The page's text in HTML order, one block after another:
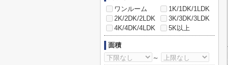
ワンルーム
1K/1DK/1LDK
2K/2DK/2LDK
3K/3DK/3LDK
4K/4DK/4LDK
5K以上
面積
～